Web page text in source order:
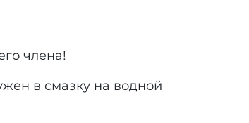
члена!
в смазку на водной